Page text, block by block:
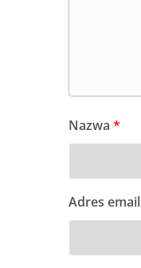
Nazwa *
Adres email